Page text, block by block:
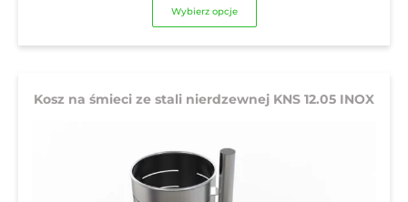
2765,04 zł
do
Wybierz opcje
Kosz na śmieci ze stali nierdzewnej KNS 12.05 INOX